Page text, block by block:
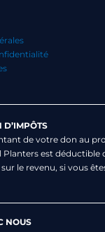
D’IMPÔTS
de votre don au
Planters est déductible
le revenu, si vous
NOUS